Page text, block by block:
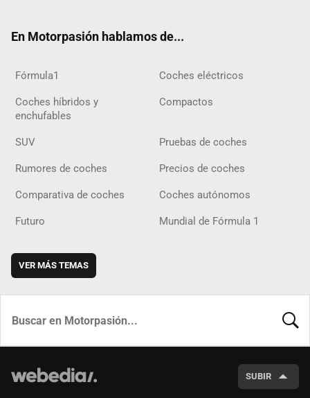
En Motorpasión hablamos de...
Fórmula1 Coches eléctricos
Coches híbridos y
enchufables
Compactos
SUV Pruebas de coches
Rumores de coches Precios de coches
Comparativa de coches Coches autónomos
Futuro Mundial de Fórmula 1
VER MÁS TEMAS
SUBIR